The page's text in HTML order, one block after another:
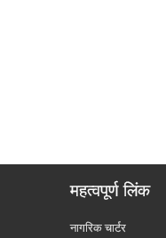
महत्वपूर्ण लिंक
नागरिक चार्टर